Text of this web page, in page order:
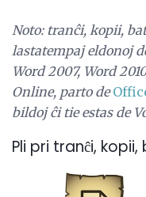
Noto: tranĉi, kopii,
lastatempaj eldonoj
Word 2007, Word
Online, parto de
bildoj ĉi tie estas de
Pli pri tranĉi,